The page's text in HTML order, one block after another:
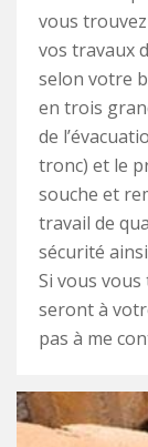
vous
vos travaux
selon votre
en trois
de
tronc) et le
souche et
travail de
sécurité
Si vous vous
seront à
pas à me